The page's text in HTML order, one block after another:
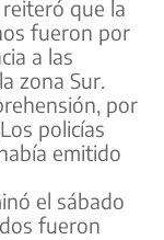
que la
fueron por
a las
zona Sur.
por
policías
emitido
el sábado
fueron